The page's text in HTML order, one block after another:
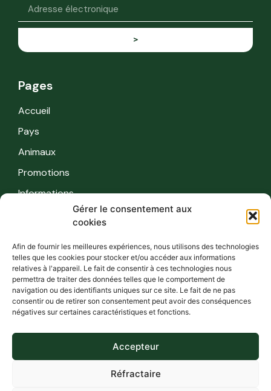
Gérer le consentement aux
cookies
Afin de fournir les meilleures expériences, nous utilisons des technologies
telles que les cookies pour stocker et/ou accéder aux informations
relatives à l'appareil. Le fait de consentir à ces technologies nous
permettra de traiter des données telles que le comportement de
navigation ou des identifiants uniques sur ce site. Le fait de ne pas
consentir ou de retirer son consentement peut avoir des conséquences
négatives sur certaines caractéristiques et fonctions.
Accepteur
Réfractaire
>
Pages
Accueil
Pays
Animaux
Promotions
Informations
Règles de sécurité
FAQ
Contact
Vie privée